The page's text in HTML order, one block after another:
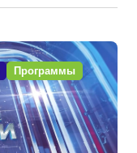
Программы